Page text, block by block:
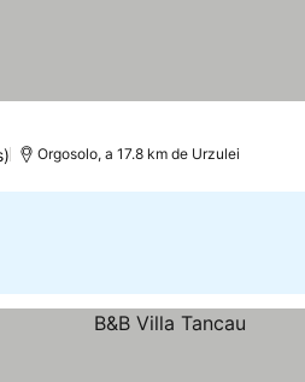
Orgosolo, a 17.8 km de Urzulei